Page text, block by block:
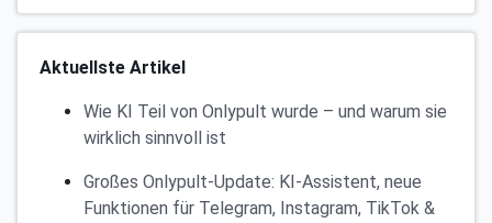
Aktuellste Artikel
Wie KI Teil von Onlypult wurde – und warum sie
wirklich sinnvoll ist
Großes Onlypult-Update: KI-Assistent, neue
Funktionen für Telegram, Instagram, TikTok &